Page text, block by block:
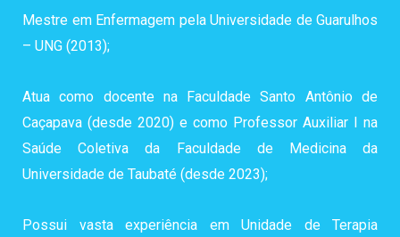
Mestre em Enfermagem pela Universidade de Guarulhos
– UNG (2013);
Atua como docente na Faculdade Santo Antônio de
Caçapava (desde 2020) e como Professor Auxiliar I na
Saúde Coletiva da Faculdade de Medicina da
Universidade de Taubaté (desde 2023);
Possui vasta experiência em Unidade de Terapia